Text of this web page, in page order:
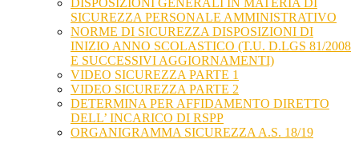
DISPOSIZIONI GENERALI IN MATERIA DI
SICUREZZA PERSONALE AMMINISTRATIVO
NORME DI SICUREZZA DISPOSIZIONI DI
INIZIO ANNO SCOLASTICO (T.U. D.LGS 81/2008
E SUCCESSIVI AGGIORNAMENTI)
VIDEO SICUREZZA PARTE 1
VIDEO SICUREZZA PARTE 2
DETERMINA PER AFFIDAMENTO DIRETTO
DELL’ INCARICO DI RSPP
ORGANIGRAMMA SICUREZZA A.S. 18/19